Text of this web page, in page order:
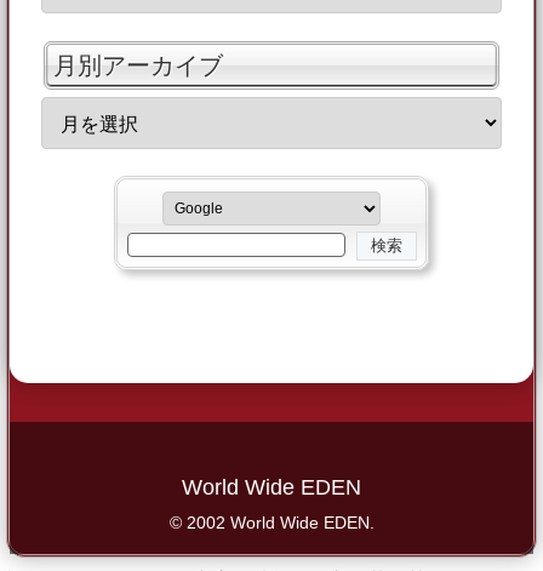
月別アーカイブ
World Wide EDEN
© 2002 World Wide EDEN.